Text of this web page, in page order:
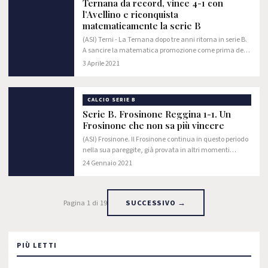
Ternana da record, vince 4-1 con
l’Avellino e riconquista
matematicamente la serie B
(ASI) Terni - La Ternana dopo tre anni ritorna in serie B.
A sancire la matematica promozione come prima della
classe è la partita casalinga contro l’avellino che si è
3 Aprile 2021
CALCIO SERIE B
Serie B. Frosinone Reggina 1-1. Un
Frosinone che non sa più vincere
(ASI) Frosinone. Il Frosinone continua in questo periodo
nella sua pareggite, già provata in altri momenti
recenti. La squadra di Nesta sembra non avere quel
24 Gennaio 2021
Pagina 1 di 19 SUCCESSIVO →
PIÙ LETTI